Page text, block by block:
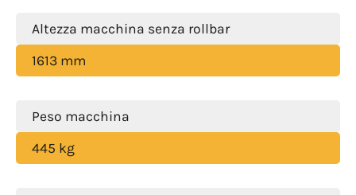
Altezza macchina senza rollbar
1613 mm
Peso macchina
445 kg